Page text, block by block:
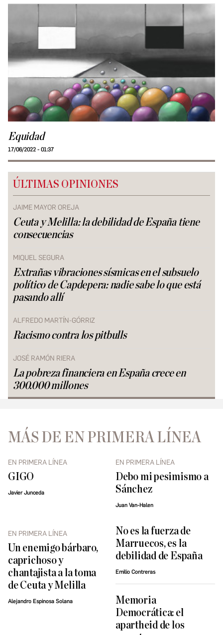
Equidad
17/06/2022 - 01:37
ÚLTIMAS OPINIONES
JAIME MAYOR OREJA
Ceuta y Melilla: la debilidad de España tiene
consecuencias
MIQUEL SEGURA
Extrañas vibraciones sísmicas en el subsuelo
político de Capdepera: nadie sabe lo que está
pasando allí
ALFREDO MARTÍN-GÓRRIZ
Racismo contra los pitbulls
JOSÉ RAMÓN RIERA
La pobreza financiera en España crece en
300.000 millones
MÁS DE EN PRIMERA LÍNEA
EN PRIMERA LÍNEA
GIGO
Javier Junceda
EN PRIMERA LÍNEA
Debo mi pesimismo a
Sánchez
Juan Van-Halen
EN PRIMERA LÍNEA
Un enemigo bárbaro,
caprichoso y
chantajista a la toma
de Ceuta y Melilla
Alejandro Espinosa Solana
No es la fuerza de
Marruecos, es la
debilidad de España
Emilio Contreras
Memoria
Democrática: el
apartheid de los